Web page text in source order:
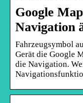
Google
Navigation
Fahrzeugsymbol
Gerät die Google
die Navigation.